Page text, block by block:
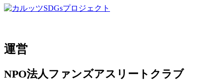
運営
NPO法人ファンズアスリートクラブ